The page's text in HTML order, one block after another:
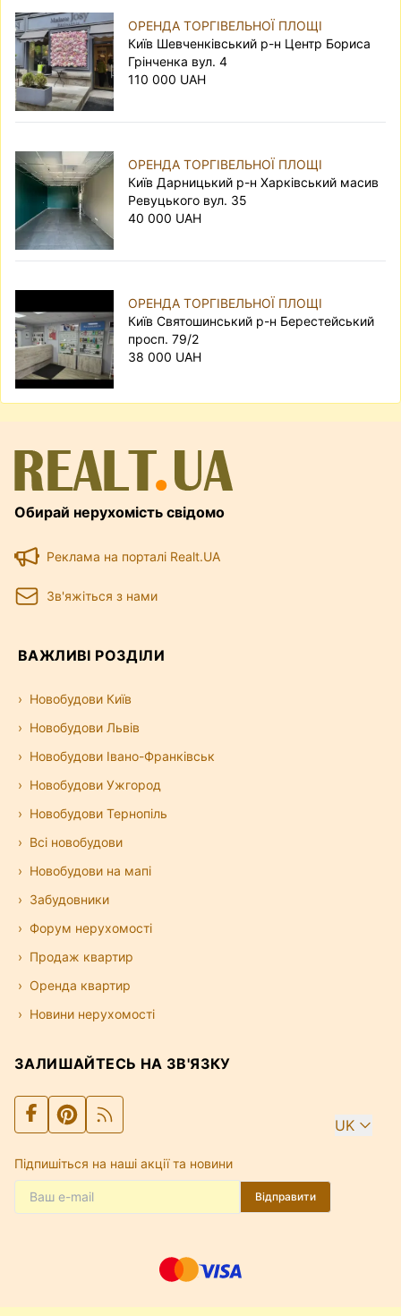
ОРЕНДА ТОРГІВЕЛЬНОЇ ПЛОЩІ
Київ Шевченківський р-н Центр Бориса
Грінченка вул. 4
110 000 UAH
ОРЕНДА ТОРГІВЕЛЬНОЇ ПЛОЩІ
Київ Дарницький р-н Харківський масив
Ревуцького вул. 35
40 000 UAH
ОРЕНДА ТОРГІВЕЛЬНОЇ ПЛОЩІ
Київ Святошинський р-н Берестейський
просп. 79/2
38 000 UAH
Обирай нерухомість свідомо
Реклама на порталі Realt.UA
Зв'яжіться з нами
ВАЖЛИВІ РОЗДІЛИ
Новобудови Київ
Новобудови Львів
Новобудови Івано-Франківськ
Новобудови Ужгород
Новобудови Тернопіль
Всі новобудови
Новобудови на мапі
Забудовники
Форум нерухомості
Продаж квартир
Оренда квартир
Новини нерухомості
ЗАЛИШАЙТЕСЬ НА ЗВ'ЯЗКУ
UK
Підпишіться на наші акції та новини
Відправити